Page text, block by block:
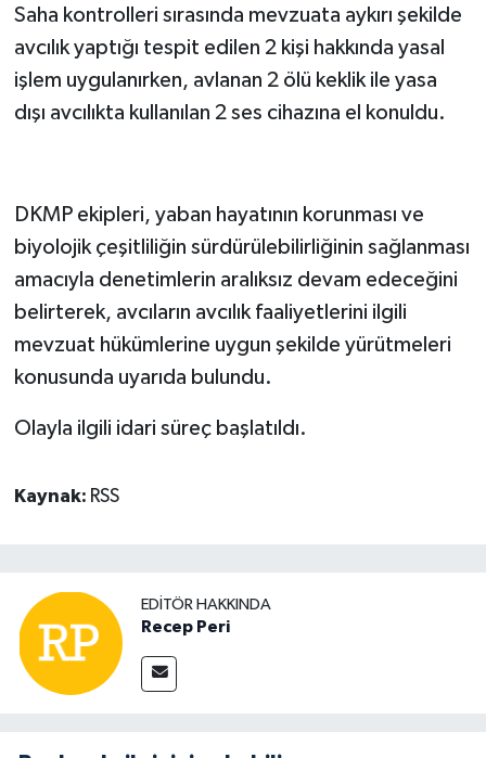
Saha kontrolleri sırasında mevzuata aykırı şekilde
avcılık yaptığı tespit edilen 2 kişi hakkında yasal
işlem uygulanırken, avlanan 2 ölü keklik ile yasa
dışı avcılıkta kullanılan 2 ses cihazına el konuldu.
DKMP ekipleri, yaban hayatının korunması ve
biyolojik çeşitliliğin sürdürülebilirliğinin sağlanması
amacıyla denetimlerin aralıksız devam edeceğini
belirterek, avcıların avcılık faaliyetlerini ilgili
mevzuat hükümlerine uygun şekilde yürütmeleri
konusunda uyarıda bulundu.
Olayla ilgili idari süreç başlatıldı.
Kaynak: RSS
EDITÖR HAKKINDA
Recep Peri